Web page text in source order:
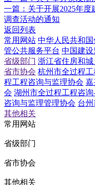
一篇： 关于开展2025年
调查活动的通知
返回列表
常用网站 中华人民共和
管公共服务平台 中国建
省级部门 浙江省住房和
省市协会 杭州市全过程
程工程咨询与监理协会 嘉
会 湖州市全过程工程咨
咨询与监理管理协会 台
其他相关
常用网站
省级部门
省市协会
其他相关